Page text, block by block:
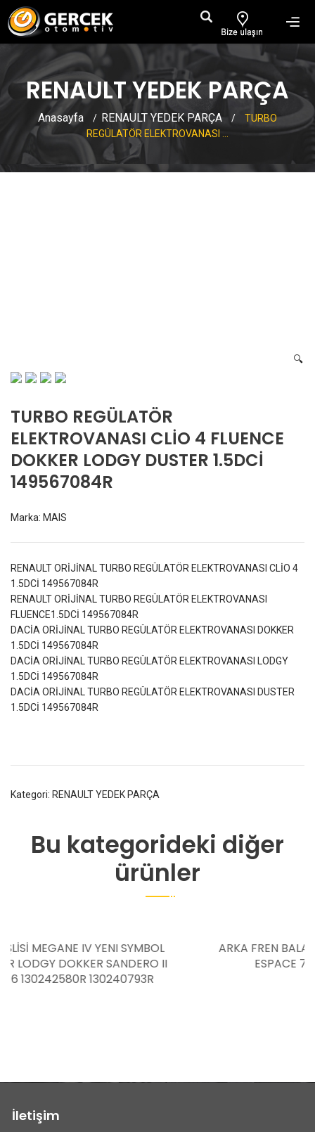
RENAULT YEDEK PARÇA
Anasayfa / RENAULT YEDEK PARÇA /
TURBO
REGÜLATÖR ELEKTROVANASI ...
🔍
TURBO REGÜLATÖR
ELEKTROVANASI CLİO 4 FLUENCE
DOKKER LODGY DUSTER 1.5DCİ
149567084R
Marka: MAIS
RENAULT ORİJİNAL TURBO REGÜLATÖR ELEKTROVANASI CLİO 4
1.5DCİ 149567084R
RENAULT ORİJİNAL TURBO REGÜLATÖR ELEKTROVANASI
FLUENCE1.5DCİ 149567084R
DACİA ORİJİNAL TURBO REGÜLATÖR ELEKTROVANASI DOKKER
1.5DCİ 149567084R
DACİA ORİJİNAL TURBO REGÜLATÖR ELEKTROVANASI LODGY
1.5DCİ 149567084R
DACİA ORİJİNAL TURBO REGÜLATÖR ELEKTROVANASI DUSTER
1.5DCİ 149567084R
Kategori: RENAULT YEDEK PARÇA
Bu kategorideki diğer
ürünler
ARKA FREN BALATA TAKIMI TRAFIC 2 TRAFIC 3
ESPACE 7701054772 8671095216
İletişim